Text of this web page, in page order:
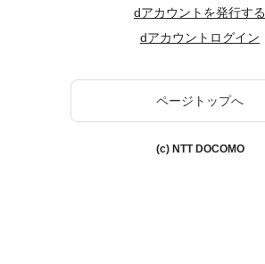
dアカウントを発行する
dアカウントログイン
ページトップへ
(c) NTT DOCOMO